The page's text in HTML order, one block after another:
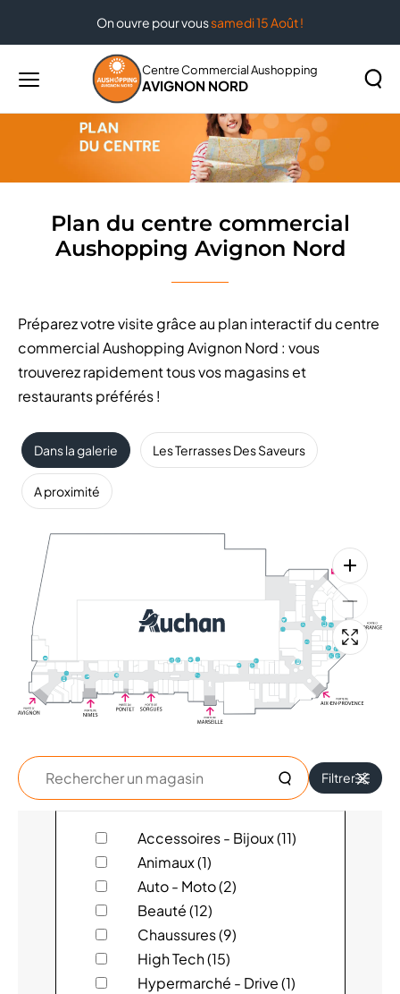
On ouvre pour voussamedi 15 Août !
Menu
principal
Centre Commercial Aushopping
AVIGNON NORD
Rechercher
site
Plan du centre commercial Aushopping Avignon
Plan du centre commercial
Aushopping Avignon Nord
Préparez votre visite grâce au plan interactif du centre
commercial Aushopping Avignon Nord : vous
trouverez rapidement tous vos magasins et
restaurants préférés !
Dans la galerie Les Terrasses Des Saveurs
A proximité
Rechercher
un
magasin
Filtrer
ACTION
ADIDAS
ADOPT'
AKSES
Accessoires - Bijoux (11)
Animaux (1)
Auto - Moto (2)
Beauté (12)
Chaussures (9)
High Tech (15)
Hypermarché - Drive (1)